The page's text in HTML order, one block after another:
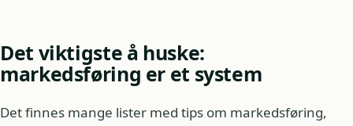
Det viktigste å huske:
markedsføring er et system
Det finnes mange lister med tips om markedsføring,